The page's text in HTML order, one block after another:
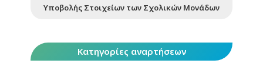
Υποβολής Στοιχείων των Σχολικών Μονάδων
Κατηγορίες αναρτήσεων